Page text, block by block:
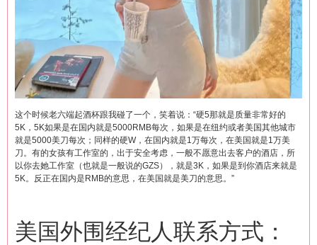
这个时候老六端起酒杯跟我碰了一个，笑着说：“硬5那就是质量非常好的
5K，5K如果是在国内就是5000RMB每次，如果是在纽约或者美国其他城市
就是5000美刀每次；同样的硬W，在国内就是1万每次，在美国就是1万美
刀。有的女孩有工作室的，出于安全考虑，一般不愿意出去客户的酒店，所
以你去她工作室（也就是一般说的GZS），就是3K，如果是到你酒店来就是
5K。反正在国内是RMB的意思，在美国就是美刀的意思。”
美国外围经纪人联系方式：